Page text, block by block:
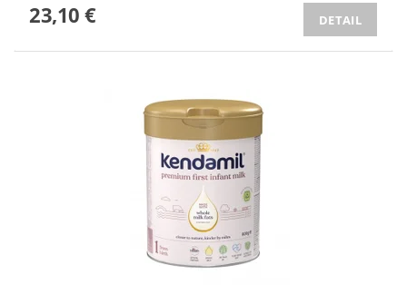
23,10 € DETAIL